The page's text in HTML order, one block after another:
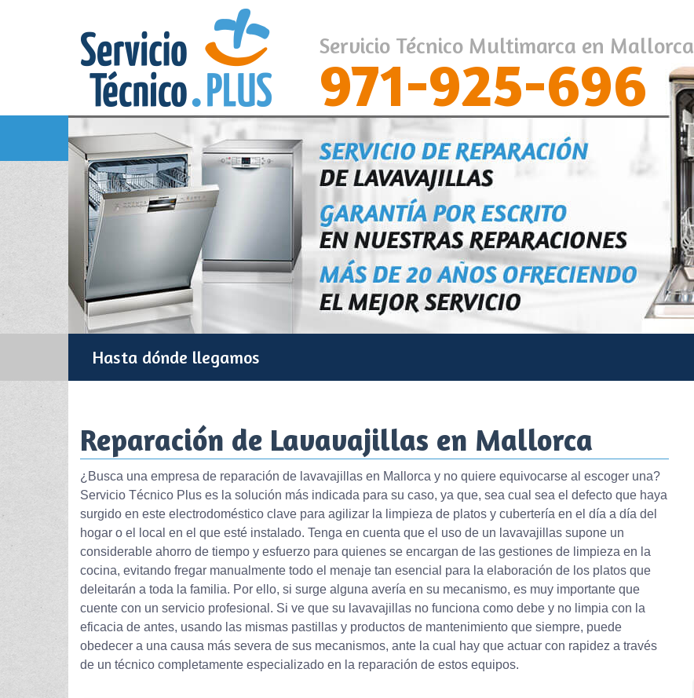
Servicio Técnico Multimarca en Mallorca
971-925-696
Hasta dónde llegamos
Reparación de Lavavajillas en Mallorca
¿Busca una empresa de reparación de lavavajillas en Mallorca y no quiere equivocarse al escoger una?
Servicio Técnico Plus es la solución más indicada para su caso, ya que, sea cual sea el defecto que haya
surgido en este electrodoméstico clave para agilizar la limpieza de platos y cubertería en el día a día del
hogar o el local en el que esté instalado. Tenga en cuenta que el uso de un lavavajillas supone un
considerable ahorro de tiempo y esfuerzo para quienes se encargan de las gestiones de limpieza en la
cocina, evitando fregar manualmente todo el menaje tan esencial para la elaboración de los platos que
deleitarán a toda la familia. Por ello, si surge alguna avería en su mecanismo, es muy importante que
cuente con un servicio profesional. Si ve que su lavavajillas no funciona como debe y no limpia con la
eficacia de antes, usando las mismas pastillas y productos de mantenimiento que siempre, puede
obedecer a una causa más severa de sus mecanismos, ante la cual hay que actuar con rapidez a través
de un técnico completamente especializado en la reparación de estos equipos.